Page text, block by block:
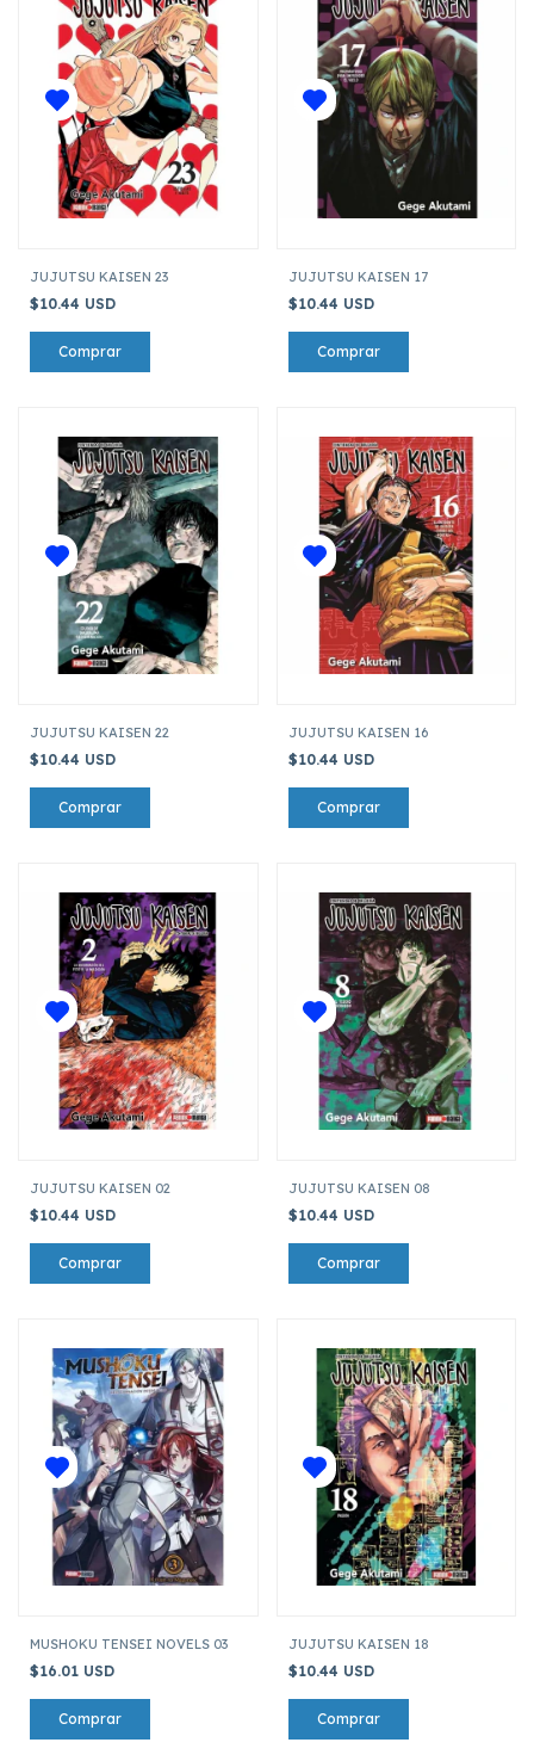
JUJUTSU KAISEN 23
$10.44 USD
JUJUTSU KAISEN 17
$10.44 USD
JUJUTSU KAISEN 22
$10.44 USD
JUJUTSU KAISEN 16
$10.44 USD
JUJUTSU KAISEN 02
$10.44 USD
JUJUTSU KAISEN 08
$10.44 USD
MUSHOKU TENSEI NOVELS 03
$16.01 USD
JUJUTSU KAISEN 18
$10.44 USD